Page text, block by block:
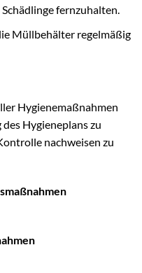
fernzuhalten.
Müllbehälter regelmäßig
Hygienemaßnahmen
Hygieneplans zu
nachweisen zu